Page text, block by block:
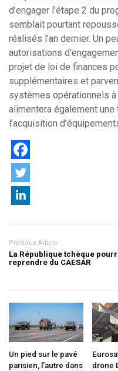
d’engager l’étape 2 du
semblait pourtant
réalisés l’an dernier. Un
autorisations
projet de loi de finances
supplémentaires et
systèmes opérationnels à
alimentera également
l’acquisition
Previous Article
La République tchèque
reprendre du CAESAR
Un pied sur le pavé
parisien, l’autre dans
drone